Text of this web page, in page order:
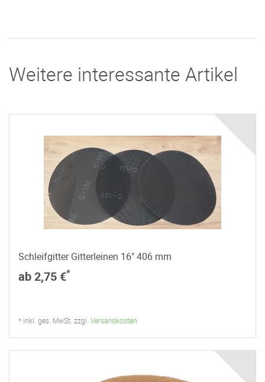
Weitere interessante Artikel
Schleifgitter Gitterleinen 16" 406 mm
ab 2,75 €*
* inkl. ges. MwSt. zzgl. Versandkosten